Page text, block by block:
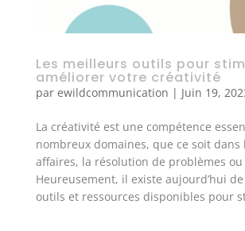
Les meilleurs outils pour
améliorer votre créativité
par ewildcommunication | Juin 19,
La créativité est une compétence
nombreux domaines, que ce soit dans
affaires, la résolution de problèmes ou
Heureusement, il existe aujourd’hui
outils et ressources disponibles pour